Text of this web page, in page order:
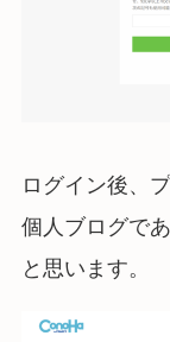
ログイン後、
個人ブログであ
と思います。